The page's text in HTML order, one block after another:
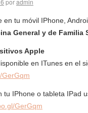
poradmin
en tu móvil IPhone,
General y de Familia
Apple
en ITunes en el
GerGqm
tu IPhone o tableta IPad
GerGqm